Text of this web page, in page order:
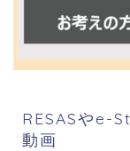
RESASやe-
動画